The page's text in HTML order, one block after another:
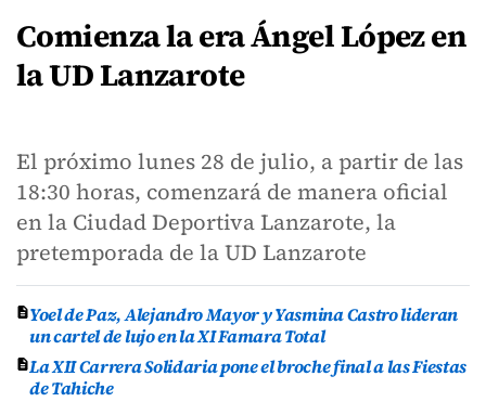
Comienza la era Ángel López en
la UD Lanzarote
El próximo lunes 28 de julio, a partir de las
18:30 horas, comenzará de manera oficial
en la Ciudad Deportiva Lanzarote, la
pretemporada de la UD Lanzarote
Yoel de Paz, Alejandro Mayor y Yasmina Castro lideran
un cartel de lujo en la XI Famara Total
La XII Carrera Solidaria pone el broche final a las Fiestas
de Tahiche